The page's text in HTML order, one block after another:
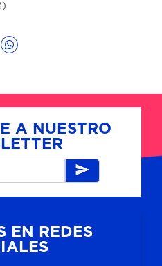
A NUESTRO
EN REDES